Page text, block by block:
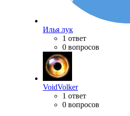
Илья лук
1 ответ
0 вопросов
VoidVolker
1 ответ
0 вопросов